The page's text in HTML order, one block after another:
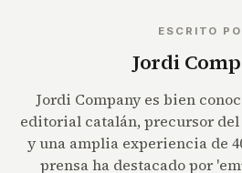
ESCRITO
Jordi
Jordi Company es bien
editorial catalán, precursor del
y una amplia experiencia de
prensa ha destacado por